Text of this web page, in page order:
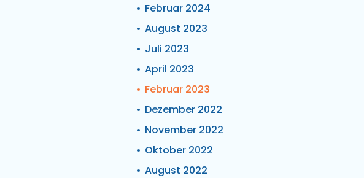
Februar 2024
August 2023
Juli 2023
April 2023
Februar 2023
Dezember 2022
November 2022
Oktober 2022
August 2022